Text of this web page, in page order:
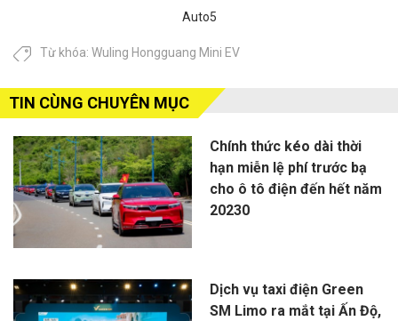
Auto5
Từ khóa: Wuling Hongguang Mini EV
TIN CÙNG CHUYÊN MỤC
Chính thức kéo dài thời
hạn miễn lệ phí trước bạ
cho ô tô điện đến hết năm
20230
Dịch vụ taxi điện Green
SM Limo ra mắt tại Ấn Độ,